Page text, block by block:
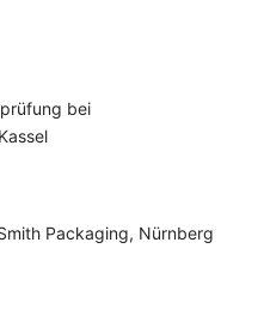
bei
Packaging, Nürnberg